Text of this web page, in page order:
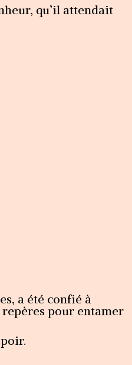
qu’il attendait
a été confié à
pour entamer